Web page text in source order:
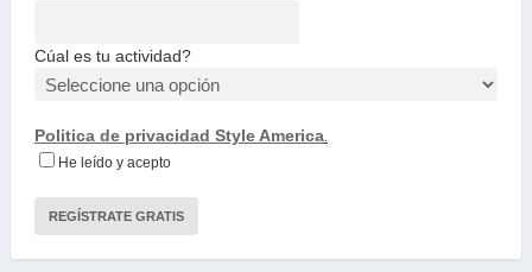
Cúal es tu actividad?
Politica de privacidad Style America.
He leído y acepto